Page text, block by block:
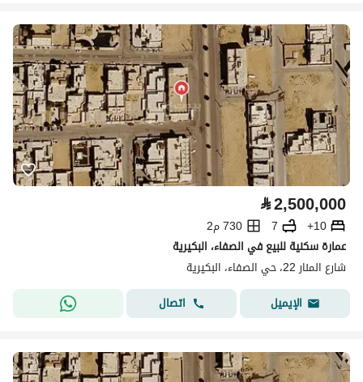
⃁2,500,000
10+
7
730 م2
عمارة سكنية للبيع في الصفاء، البكيرية
شارع المنار 22، حي الصفاء، البكيرية
الإيميل
اتصال